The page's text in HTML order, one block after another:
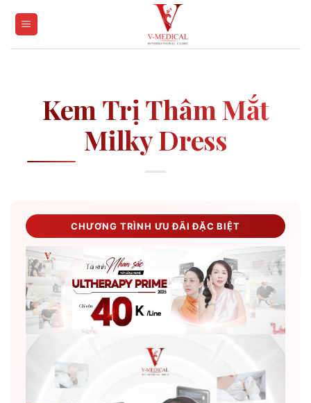
Kem Trị Thâm Mắt
Milky Dress
CHƯƠNG TRÌNH ƯU ĐÃI ĐẶC BIỆT